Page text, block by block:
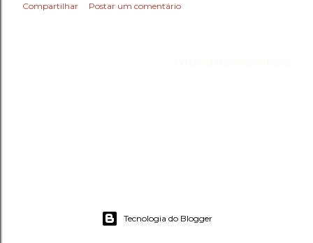
Compartilhar Postar um comentário
Tecnologia do Blogger